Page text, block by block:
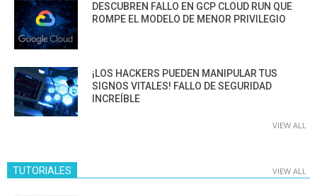
DESCUBREN FALLO EN GCP CLOUD RUN QUE
ROMPE EL MODELO DE MENOR PRIVILEGIO
¡LOS HACKERS PUEDEN MANIPULAR TUS
SIGNOS VITALES! FALLO DE SEGURIDAD
INCREÍBLE
VIEW ALL
TUTORIALES VIEW ALL